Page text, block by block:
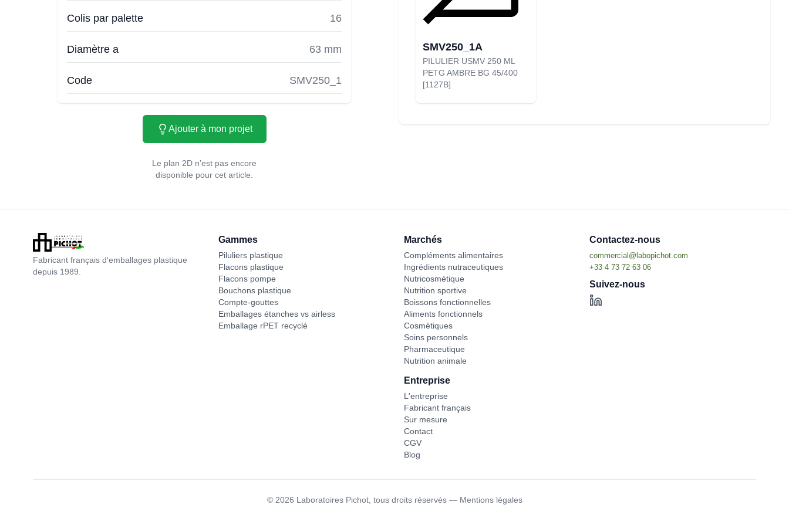
Colis par palette 16
Diamètre a 63 mm
Code SMV250_1
Ajouter à mon projet
Le plan 2D n’est pas encore
disponible pour cet article.
SMV250_1A
PILULIER USMV 250 ML
PETG AMBRE BG 45/400
[1127B]
Fabricant français d'emballages plastique
depuis 1989.
Gammes
Piluliers plastique
Flacons plastique
Flacons pompe
Bouchons plastique
Compte-gouttes
Emballages étanches vs airless
Emballage rPET recyclé
Marchés
Compléments alimentaires
Ingrédients nutraceutiques
Nutricosmétique
Nutrition sportive
Boissons fonctionnelles
Aliments fonctionnels
Cosmétiques
Soins personnels
Pharmaceutique
Nutrition animale
Entreprise
L'entreprise
Fabricant français
Sur mesure
Contact
CGV
Blog
Contactez-nous
Suivez-nous
© 2026 Laboratoires Pichot, tous droits réservés— Mentions légales